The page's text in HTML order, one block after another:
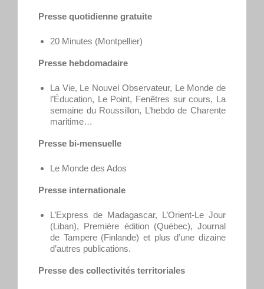
Presse quotidienne gratuite
20 Minutes (Montpellier)
Presse hebdomadaire
La Vie, Le Nouvel Observateur, Le Monde de
l’Éducation, Le Point, Fenêtres sur cours, La
semaine du Roussillon, L’hebdo de Charente
maritime…
Presse bi-mensuelle
Le Monde des Ados
Presse internationale
L’Express de Madagascar, L’Orient-Le Jour
(Liban), Première édition (Québec), Journal
de Tampere (Finlande) et plus d’une dizaine
d’autres publications.
Presse des collectivités territoriales